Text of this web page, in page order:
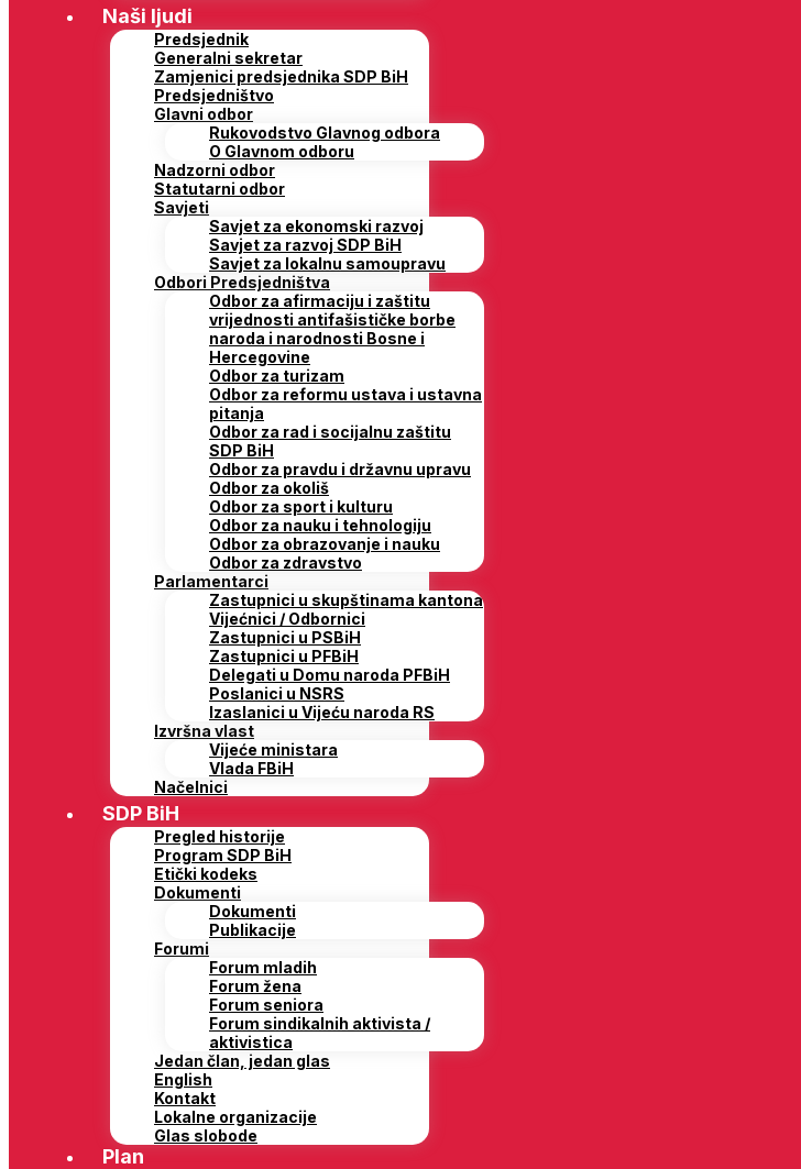
Naši ljudi
Predsjednik
Generalni sekretar
Zamjenici predsjednika SDP BiH
Predsjedništvo
Glavni odbor
Rukovodstvo Glavnog odbora
O Glavnom odboru
Nadzorni odbor
Statutarni odbor
Savjeti
Savjet za ekonomski razvoj
Savjet za razvoj SDP BiH
Savjet za lokalnu samoupravu
Odbori Predsjedništva
Odbor za afirmaciju i zaštitu
vrijednosti antifašističke borbe
naroda i narodnosti Bosne i
Hercegovine
Odbor za turizam
Odbor za reformu ustava i ustavna
pitanja
Odbor za rad i socijalnu zaštitu
SDP BiH
Odbor za pravdu i državnu upravu
Odbor za okoliš
Odbor za sport i kulturu
Odbor za nauku i tehnologiju
Odbor za obrazovanje i nauku
Odbor za zdravstvo
Parlamentarci
Zastupnici u skupštinama kantona
Vijećnici / Odbornici
Zastupnici u PSBiH
Zastupnici u PFBiH
Delegati u Domu naroda PFBiH
Poslanici u NSRS
Izaslanici u Vijeću naroda RS
Izvršna vlast
Vijeće ministara
Vlada FBiH
Načelnici
SDP BiH
Pregled historije
Program SDP BiH
Etički kodeks
Dokumenti
Dokumenti
Publikacije
Forumi
Forum mladih
Forum žena
Forum seniora
Forum sindikalnih aktivista /
aktivistica
Jedan član, jedan glas
English
Kontakt
Lokalne organizacije
Glas slobode
Plan